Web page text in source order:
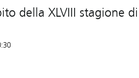
della XLVIII stagione